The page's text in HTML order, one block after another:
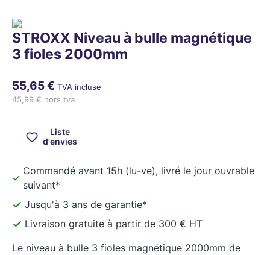
STROXX Niveau à bulle magnétique
3 fioles 2000mm
55,65 € TVA incluse
45,99 € hors tva
Liste
d'envies
Commandé avant 15h (lu-ve), livré le jour ouvrable
suivant*
Jusqu'à 3 ans de garantie*
Livraison gratuite à partir de 300 € HT
Le niveau à bulle 3 fioles magnétique 2000mm de